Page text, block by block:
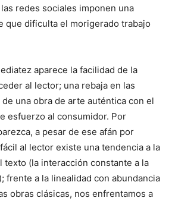
redes sociales imponen una
que dificulta el morigerado trabajo
aparece la facilidad de la
al lector; una rebaja en las
una obra de arte auténtica con el
esfuerzo al consumidor. Por
a pesar de ese afán por
al lector existe una tendencia a la
texto (la interacción constante a la
frente a la linealidad con abundancia
obras clásicas, nos enfrentamos a